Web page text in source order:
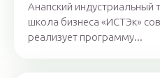
Анапский
школа бизнеса «ИСТЭк»
реализует программу...